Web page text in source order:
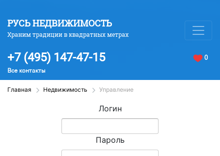
РУСЬ НЕДВИЖИМОСТЬ
Храним традиции в квадратных метрах
+7 (495) 147-47-15
Все контакты
0
Главная Недвижимость Управление
Логин
Пароль